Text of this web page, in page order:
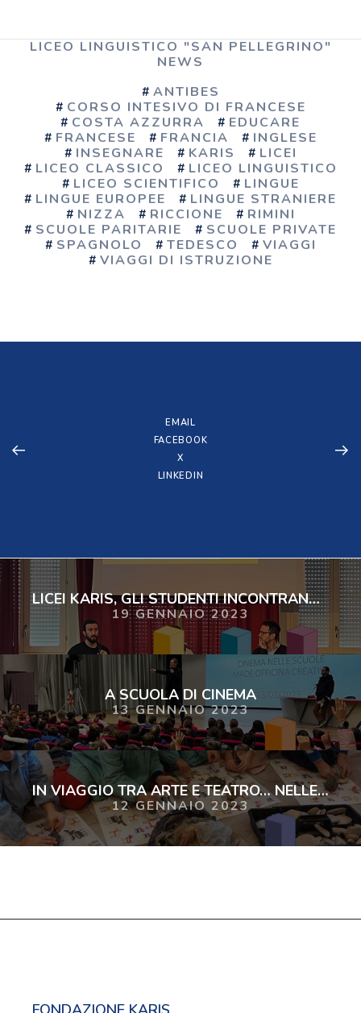
LICEO LINGUISTICO "SAN PELLEGRINO"
NEWS
ANTIBES
CORSO INTESIVO DI FRANCESE
COSTA AZZURRA
EDUCARE
FRANCESE
FRANCIA
INGLESE
INSEGNARE
KARIS
LICEI
LICEO CLASSICO
LICEO LINGUISTICO
LICEO SCIENTIFICO
LINGUE
LINGUE EUROPEE
LINGUE STRANIERE
NIZZA
RICCIONE
RIMINI
SCUOLE PARITARIE
SCUOLE PRIVATE
SPAGNOLO
TEDESCO
VIAGGI
VIAGGI DI ISTRUZIONE
EMAIL
FACEBOOK
X
LINKEDIN
LICEI KARIS, GLI STUDENTI INCONTRANO JACOPO VILLA
19 GENNAIO 2023
A SCUOLA DI CINEMA
13 GENNAIO 2023
IN VIAGGIO TRA ARTE E TEATRO… NELLE FIABE
12 GENNAIO 2023